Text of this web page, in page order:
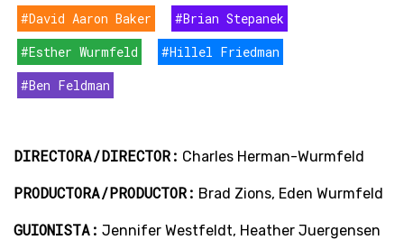
#David Aaron Baker
#Brian Stepanek
#Esther Wurmfeld
#Hillel Friedman
#Ben Feldman
DIRECTORA/DIRECTOR: Charles Herman-Wurmfeld
PRODUCTORA/PRODUCTOR: Brad Zions, Eden Wurmfeld
GUIONISTA: Jennifer Westfeldt, Heather Juergensen